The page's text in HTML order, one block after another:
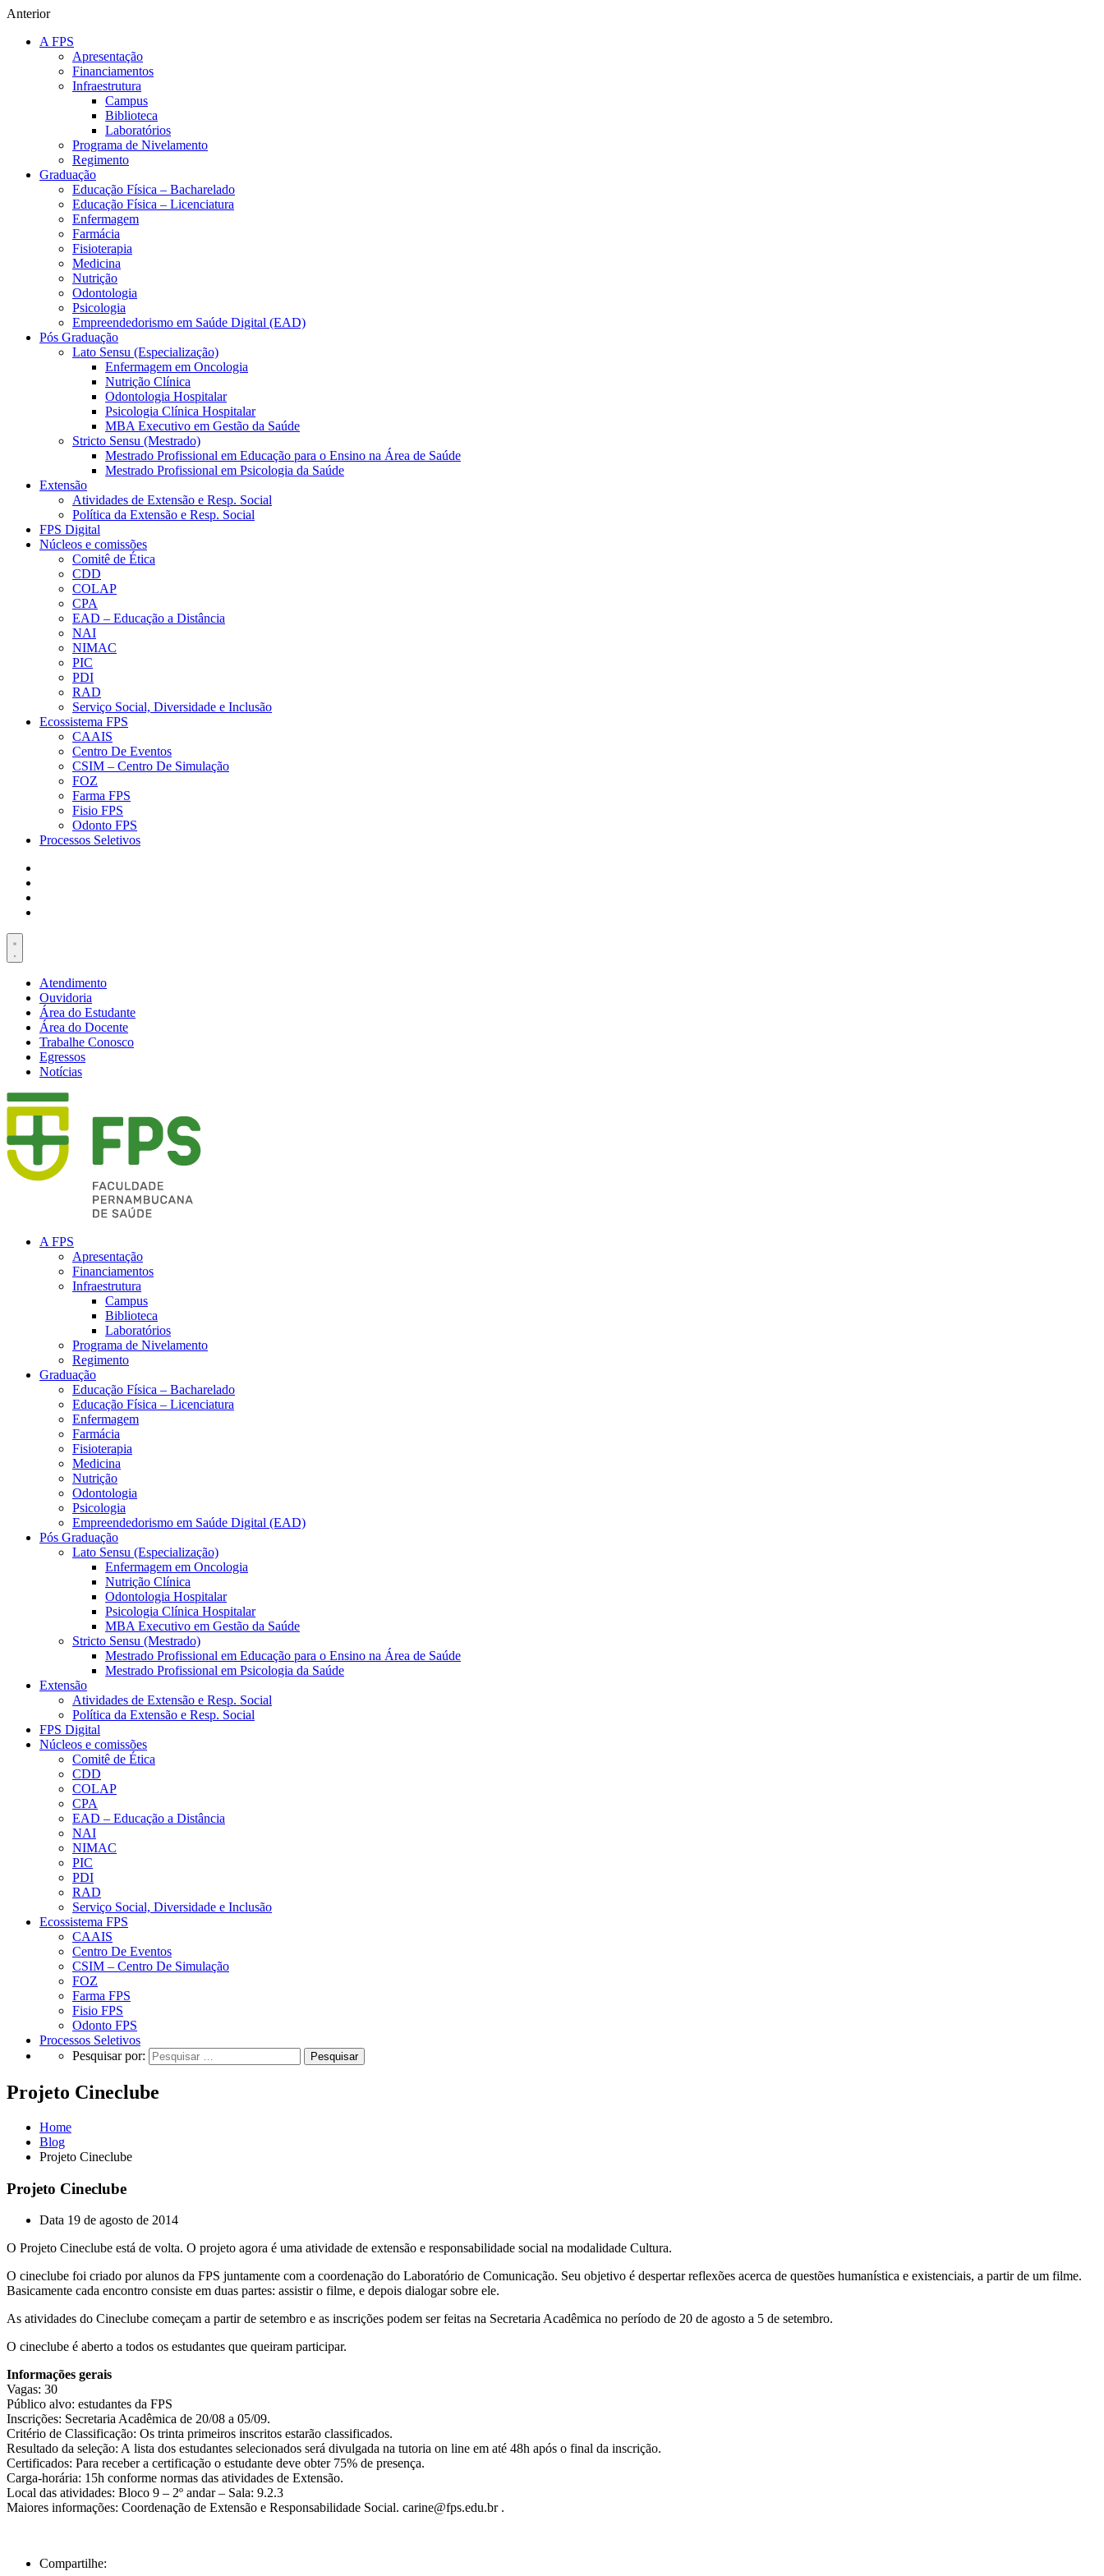
Anterior
A FPS
Apresentação
Financiamentos
Infraestrutura
Campus
Biblioteca
Laboratórios
Programa de Nivelamento
Regimento
Graduação
Educação Física – Bacharelado
Educação Física – Licenciatura
Enfermagem
Farmácia
Fisioterapia
Medicina
Nutrição
Odontologia
Psicologia
Empreendedorismo em Saúde Digital (EAD)
Pós Graduação
Lato Sensu (Especialização)
Enfermagem em Oncologia
Nutrição Clínica
Odontologia Hospitalar
Psicologia Clínica Hospitalar
MBA Executivo em Gestão da Saúde
Stricto Sensu (Mestrado)
Mestrado Profissional em Educação para o Ensino na Área de Saúde
Mestrado Profissional em Psicologia da Saúde
Extensão
Atividades de Extensão e Resp. Social
Política da Extensão e Resp. Social
FPS Digital
Núcleos e comissões
Comitê de Ética
CDD
COLAP
CPA
EAD – Educação a Distância
NAI
NIMAC
PIC
PDI
RAD
Serviço Social, Diversidade e Inclusão
Ecossistema FPS
CAAIS
Centro De Eventos
CSIM – Centro De Simulação
FOZ
Farma FPS
Fisio FPS
Odonto FPS
Processos Seletivos
Atendimento
Ouvidoria
Área do Estudante
Área do Docente
Trabalhe Conosco
Egressos
Notícias
A FPS
Apresentação
Financiamentos
Infraestrutura
Campus
Biblioteca
Laboratórios
Programa de Nivelamento
Regimento
Graduação
Educação Física – Bacharelado
Educação Física – Licenciatura
Enfermagem
Farmácia
Fisioterapia
Medicina
Nutrição
Odontologia
Psicologia
Empreendedorismo em Saúde Digital (EAD)
Pós Graduação
Lato Sensu (Especialização)
Enfermagem em Oncologia
Nutrição Clínica
Odontologia Hospitalar
Psicologia Clínica Hospitalar
MBA Executivo em Gestão da Saúde
Stricto Sensu (Mestrado)
Mestrado Profissional em Educação para o Ensino na Área de Saúde
Mestrado Profissional em Psicologia da Saúde
Extensão
Atividades de Extensão e Resp. Social
Política da Extensão e Resp. Social
FPS Digital
Núcleos e comissões
Comitê de Ética
CDD
COLAP
CPA
EAD – Educação a Distância
NAI
NIMAC
PIC
PDI
RAD
Serviço Social, Diversidade e Inclusão
Ecossistema FPS
CAAIS
Centro De Eventos
CSIM – Centro De Simulação
FOZ
Farma FPS
Fisio FPS
Odonto FPS
Processos Seletivos
Pesquisar por:
Projeto Cineclube
Home
Blog
Projeto Cineclube
Projeto Cineclube
Data 19 de agosto de 2014
O Projeto Cineclube está de volta. O projeto agora é uma atividade de extensão e responsabilidade social na modalidade Cultura.
O cineclube foi criado por alunos da FPS juntamente com a coordenação do Laboratório de Comunicação. Seu objetivo é despertar reflexões acerca de questões humanística e existenciais, a partir de um filme.
Basicamente cada encontro consiste em duas partes: assistir o filme, e depois dialogar sobre ele.
As atividades do Cineclube começam a partir de setembro e as inscrições podem ser feitas na Secretaria Acadêmica no período de 20 de agosto a 5 de setembro.
O cineclube é aberto a todos os estudantes que queiram participar.
Informações gerais
Vagas: 30
Público alvo: estudantes da FPS
Inscrições: Secretaria Acadêmica de 20/08 a 05/09.
Critério de Classificação: Os trinta primeiros inscritos estarão classificados.
Resultado da seleção: A lista dos estudantes selecionados será divulgada na tutoria on line em até 48h após o final da inscrição.
Certificados: Para receber a certificação o estudante deve obter 75% de presença.
Carga-horária: 15h conforme normas das atividades de Extensão.
Local das atividades: Bloco 9 – 2º andar – Sala: 9.2.3
Maiores informações: Coordenação de Extensão e Responsabilidade Social. carine@fps.edu.br .
Compartilhe: